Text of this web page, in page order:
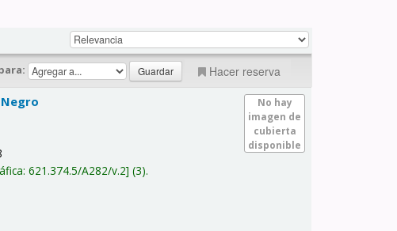
Hacer reserva
No hay
imagen de
cubierta
disponible
Negro
621.374.5/A282/v.2 (3).